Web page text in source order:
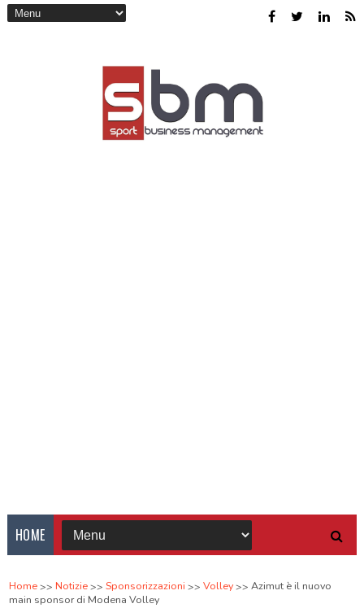
HOME
Home Notizie Sponsorizzazioni Volley
Azimut è il nuovo
main sponsor di Modena Volley